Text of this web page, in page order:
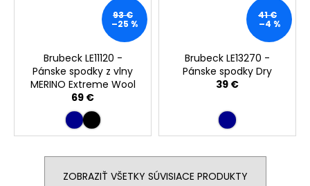
93 €
–25 %
Brubeck LE11120 -
Pánske spodky z vlny
MERINO Extreme Wool
69 €
41 €
–4 %
Brubeck LE13270 -
Pánske spodky Dry
39 €
ZOBRAZIŤ VŠETKY SÚVISIACE PRODUKTY